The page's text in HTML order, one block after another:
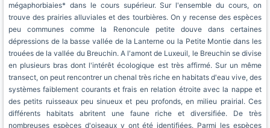
mégaphorbiaies* dans le cours supérieur. Sur l'ensemble du cours, on
trouve des prairies alluviales et des tourbières. On y recense des espèces
peu communes comme la Renoncule petite douve dans certaines
dépressions de la basse vallée de la Lanterne ou la Petite Montie dans les
trouées de la vallée du Breuchin. A l'amont de Luxeuil, le Breuchin se divise
en plusieurs bras dont l'intérêt écologique est très affirmé. Sur un même
transect, on peut rencontrer un chenal très riche en habitats d'eau vive, des
systèmes faiblement courants et frais en relation étroite avec la nappe et
des petits ruisseaux peu sinueux et peu profonds, en milieu prairial. Ces
différents habitats abritent une faune riche et diversifiée. De très
nombreuses espèces d'oiseaux y ont été identifiées. Parmi les espèces